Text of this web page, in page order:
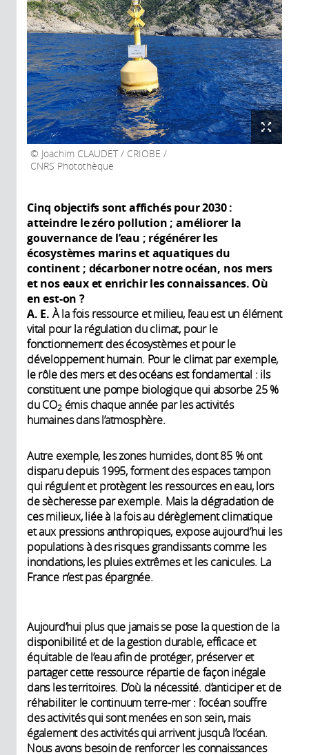
Joachim CLAUDET / CRIOBE /
CNRS Photothèque
Cinq objectifs sont affichés pour 2030 :
atteindre le zéro pollution ; améliorer la
gouvernance de l’eau ; régénérer les
écosystèmes marins et aquatiques du
continent ; décarboner notre océan, nos mers
et nos eaux et enrichir les connaissances. Où
en est-on ?
A. E. À la fois ressource et milieu, l’eau est un élément
vital pour la régulation du climat, pour le
fonctionnement des écosystèmes et pour le
développement humain. Pour le climat par exemple,
le rôle des mers et des océans est fondamental : ils
constituent une pompe biologique qui absorbe 25 %
du CO2émis chaque année par les activités
humaines dans l’atmosphère.
Autre exemple, les zones humides, dont 85 % ont
disparu depuis 1995, forment des espaces tampon
qui régulent et protègent les ressources en eau, lors
de sècheresse par exemple. Mais la dégradation de
ces milieux, liée à la fois au dérèglement climatique
et aux pressions anthropiques, expose aujourd’hui les
populations à des risques grandissants comme les
inondations, les pluies extrêmes et les canicules. La
France n’est pas épargnée.
Aujourd’hui plus que jamais se pose la question de la
disponibilité et de la gestion durable, efficace et
équitable de l’eau afin de protéger, préserver et
partager cette ressource répartie de façon inégale
dans les territoires. D’où la nécessité. d’anticiper et de
réhabiliter le continuum terre-mer : l’océan souffre
des activités qui sont menées en son sein, mais
également des activités qui arrivent jusqu’à l’océan.
Nous avons besoin de renforcer les connaissances